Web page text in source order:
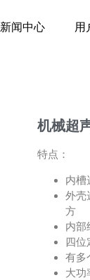
新闻中心 用
机械超
特点：
内槽
外壳
方
内部
四位
有多
大功